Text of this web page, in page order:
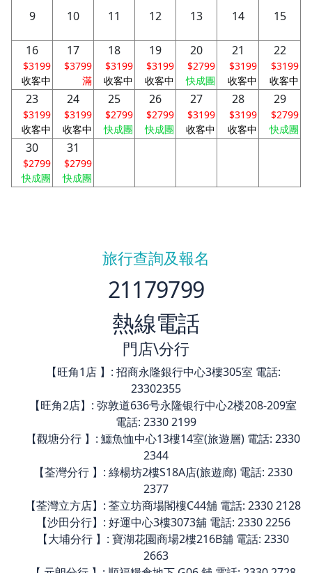
9 10 11 12 13 14 15
16
$3199
收客中
17
$3799
滿
18
$3199
收客中
19
$3199
收客中
20
$2799
快成團
21
$3199
收客中
22
$3199
收客中
23
$3199
收客中
24
$3199
收客中
25
$2799
快成團
26
$2799
快成團
27
$3199
收客中
28
$3199
收客中
29
$2799
快成團
30
$2799
快成團
31
$2799
快成團
旅行查詢及報名
21179799
熱線電話
門店\分行
【旺角1店 】: 招商永隆銀行中心3樓305室 電話:
23302355
【旺角2店】: 弥敦道636号永隆银行中心2楼208-209室
電話: 2330 2199
【觀塘分行 】: 鱷魚恤中心13樓14室(旅遊層) 電話: 2330
2344
【荃灣分行 】: 綠楊坊2樓S18A店(旅遊廊) 電話: 2330
2377
【荃灣立方店】: 荃立坊商場閣樓C44舖 電話: 2330 2128
【沙田分行】: 好運中心3樓3073舖 電話: 2330 2256
【大埔分行 】: 寶湖花園商場2樓216B舖 電話: 2330
2663